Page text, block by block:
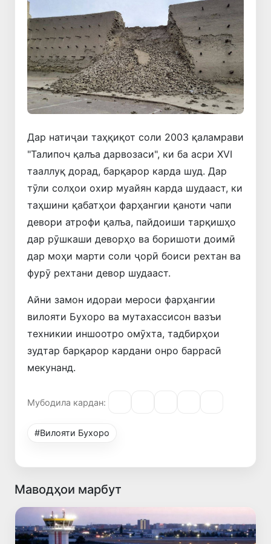
Дар натиҷаи таҳқиқот соли 2003 қаламрави
"Талипоч қалъа дарвозаси", ки ба асри XVI
тааллуқ дорад, барқарор карда шуд. Дар
тӯли солҳои охир муайян карда шудааст, ки
таҳшини қабатҳои фарҳангии қаноти чапи
девори атрофи қалъа, пайдоиши тарқишҳо
дар рӯшкаши деворҳо ва боришоти доимӣ
дар моҳи марти соли ҷорӣ боиси рехтан ва
фурӯ рехтани девор шудааст.
Айни замон идораи мероси фарҳангии
вилояти Бухоро ва мутахассисон вазъи
техникии иншоотро омӯхта, тадбирҳои
зудтар барқарор кардани онро баррасӣ
мекунанд.
Мубодила кардан:
#Вилояти Бухоро
Маводҳои марбут